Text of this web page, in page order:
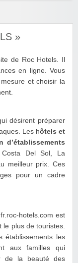
»
de Roc Hotels. Il
en ligne. Vous
et choisir la
désirent préparer
Les hôtels et
d’établissements
Del Sol, La
meilleur prix. Ces
pour un cadre
hotels.com est
le plus de touristes.
établissements les
aux familles qui
de la beauté des